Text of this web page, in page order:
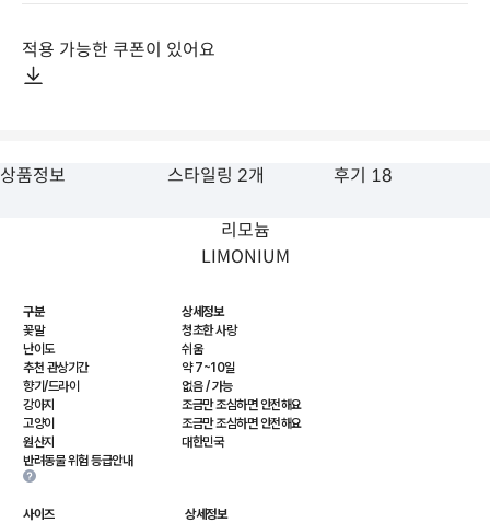
적용 가능한 쿠폰이 있어요
상품정보 스타일링 2개 후기 18
리모늄
LIMONIUM
구분
상세정보
꽃말
청초한 사랑
난이도
쉬움
추천 관상기간
약 7~10일
향기/드라이
없음 / 가능
강아지
조금만 조심하면 안전해요
고양이
조금만 조심하면 안전해요
원산지
대한민국
반려동물 위험 등급안내
사이즈
상세정보